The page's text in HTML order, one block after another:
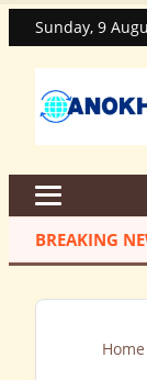
Sunday, 9
BREAKING
Home